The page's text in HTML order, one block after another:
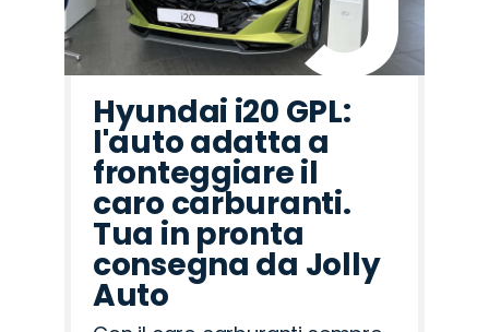
Hyundai i20 GPL:
l'auto adatta a
fronteggiare il
caro carburanti.
Tua in pronta
consegna da Jolly
Auto